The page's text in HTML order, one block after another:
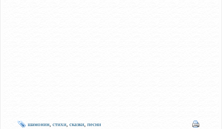
шамонин стихи сказки песни